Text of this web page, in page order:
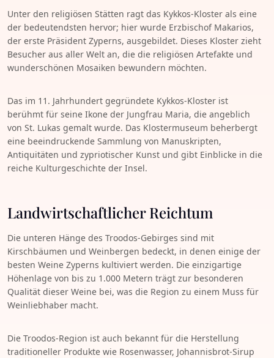
Unter den religiösen Stätten ragt das Kykkos-Kloster als eine
der bedeutendsten hervor; hier wurde Erzbischof Makarios,
der erste Präsident Zyperns, ausgebildet. Dieses Kloster zieht
Besucher aus aller Welt an, die die religiösen Artefakte und
wunderschönen Mosaiken bewundern möchten.
Das im 11. Jahrhundert gegründete Kykkos-Kloster ist
berühmt für seine Ikone der Jungfrau Maria, die angeblich
von St. Lukas gemalt wurde. Das Klostermuseum beherbergt
eine beeindruckende Sammlung von Manuskripten,
Antiquitäten und zypriotischer Kunst und gibt Einblicke in die
reiche Kulturgeschichte der Insel.
Landwirtschaftlicher Reichtum
Die unteren Hänge des Troodos-Gebirges sind mit
Kirschbäumen und Weinbergen bedeckt, in denen einige der
besten Weine Zyperns kultiviert werden. Die einzigartige
Höhenlage von bis zu 1.000 Metern trägt zur besonderen
Qualität dieser Weine bei, was die Region zu einem Muss für
Weinliebhaber macht.
Die Troodos-Region ist auch bekannt für die Herstellung
traditioneller Produkte wie Rosenwasser, Johannisbrot-Sirup